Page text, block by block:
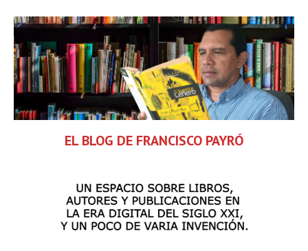
EL BLOG DE FRANCISCO PAYRÓ